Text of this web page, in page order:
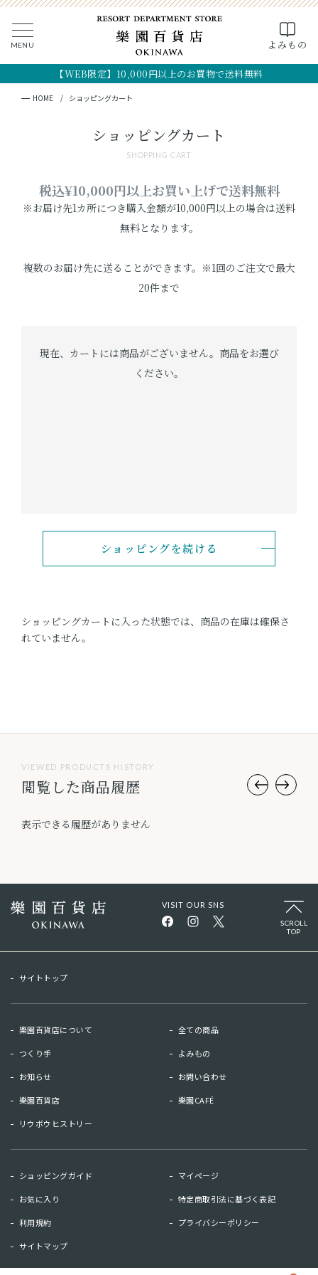
MENU よみもの
【WEB限定】10,000円以上のお買物で送料無料
CLOSE
検索
キーワード検索
MY PAGE CART
全ての商品
クラフト
ショッピングガイド
お知らせ お問い合わせ
リウボウヒストリー
樂園CAFE
マイページ お気に入り
利用規約 特定商取引法に基づく表記
プライバシーポリシー
HOME ショッピングカート
ショッピングカート
SHOPPING CART
税込¥10,000円以上お買い上げで送料無料
※お届け先1カ所につき購入金額が10,000円以上の場合は送料
無料となります。
複数のお届け先に送ることができます。※1回のご注文で最大
20件まで
現在、カートには商品がございません。商品をお選び
ください。
ショッピングを続ける
ショッピングカートに入った状態では、商品の在庫は確保さ
れていません。
VIEWED PRODUCTS HISTORY
閲覧した商品履歴
表示できる履歴がありません
VISIT OUR SNS
SCROLL
TOP
サイトトップ
樂園百貨店について 全ての商品
つくり手 よみもの
お知らせ お問い合わせ
樂園百貨店 樂園CAFÉ
リウボウヒストリー
ショッピングガイド マイページ
お気に入り 特定商取引法に基づく表記
利用規約 プライバシーポリシー
サイトマップ
キーワード検索